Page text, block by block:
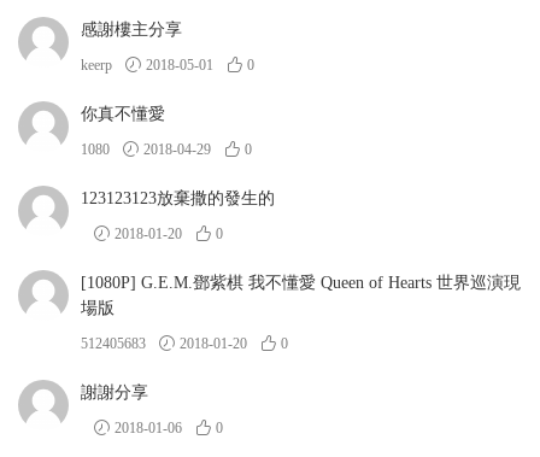
感謝樓主分享
keerp 2018-05-01 0
你真不懂愛
1080 2018-04-29 0
123123123放棄撒的發生的
2018-01-20 0
[1080P] G.E.M.鄧紫棋 我不懂愛 Queen of Hearts 世界巡演現
場版
512405683 2018-01-20 0
謝謝分享
2018-01-06 0